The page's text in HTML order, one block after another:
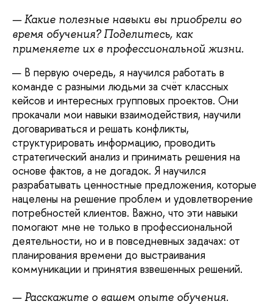
— Какие полезные навыки вы приобрели во
время обучения? Поделитесь, как
применяете их в профессиональной жизни.
— В первую очередь, я научился работать в
команде с разными людьми за счёт классных
кейсов и интересных групповых проектов. Они
прокачали мои навыки взаимодействия, научили
договариваться и решать конфликты,
структурировать информацию, проводить
стратегический анализ и принимать решения на
основе фактов, а не догадок. Я научился
разрабатывать ценностные предложения, которые
нацелены на решение проблем и удовлетворение
потребностей клиентов. Важно, что эти навыки
помогают мне не только в профессиональной
деятельности, но и в повседневных задачах: от
планирования времени до выстраивания
коммуникации и принятия взвешенных решений.
— Расскажите о вашем опыте обучения.